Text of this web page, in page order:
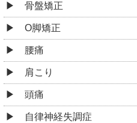
骨盤矯正
O脚矯正
腰痛
肩こり
頭痛
自律神経失調症